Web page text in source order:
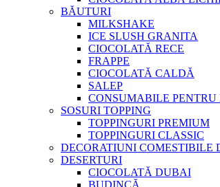
BĂUTURI
MILKSHAKE
ICE SLUSH GRANITA
CIOCOLATĂ RECE
FRAPPE
CIOCOLATĂ CALDĂ
SALEP
CONSUMABILE
SOSURI TOPPING
TOPPINGURI PREMIUM
TOPPINGURI CLASSIC
DECORATIUNI COMESTIBILE
DESERTURI
CIOCOLATĂ DUBAI
BUDINCĂ